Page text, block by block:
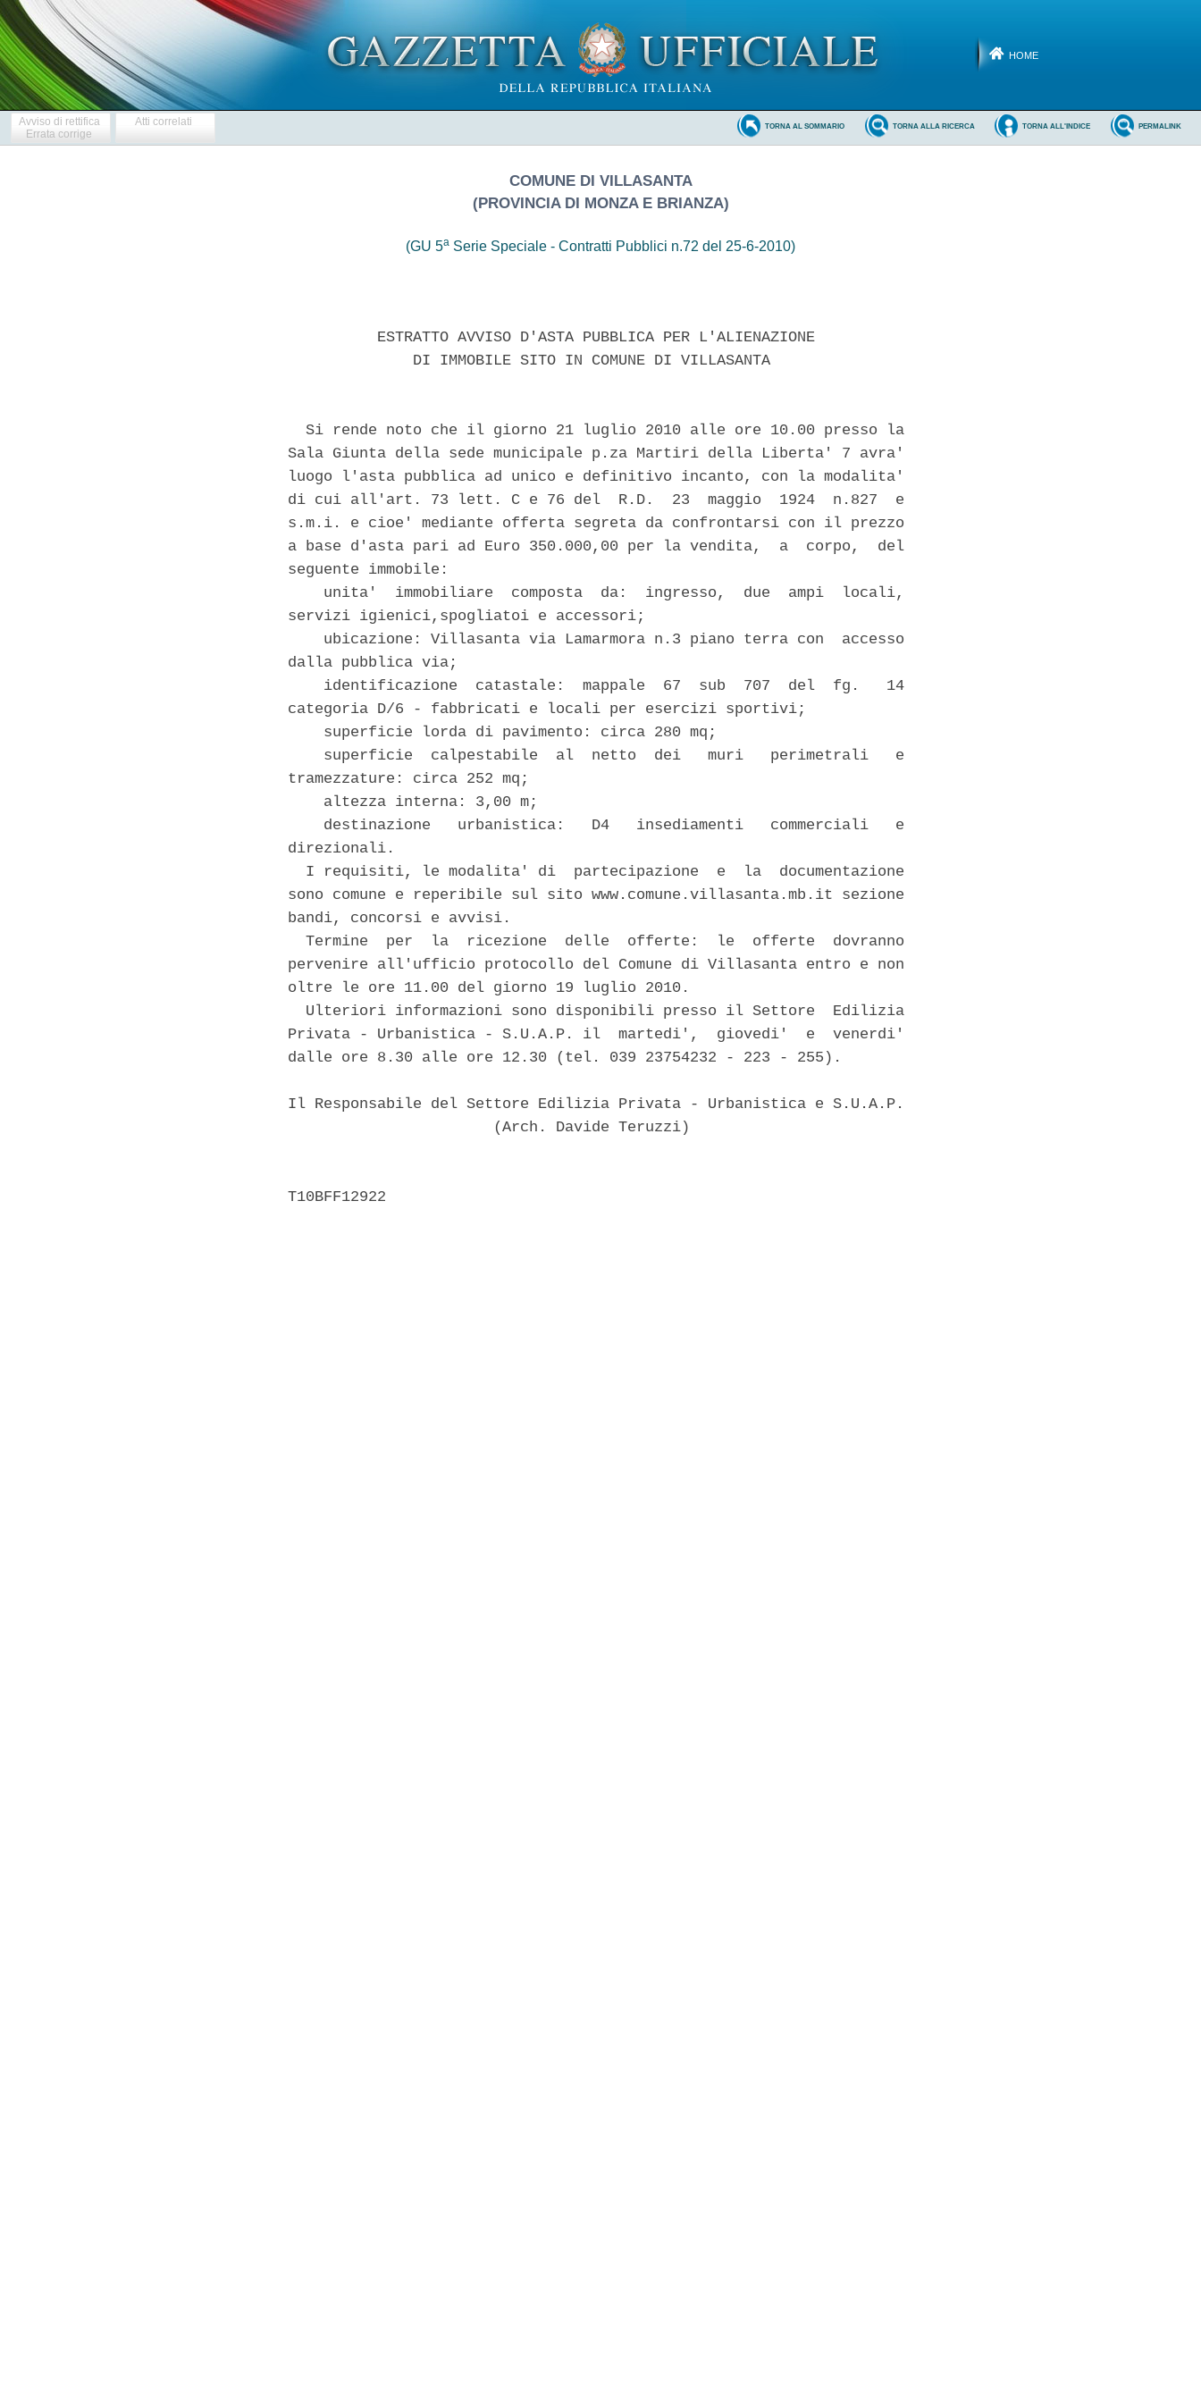
HOME
Avviso di rettifica
Errata corrige
Atti correlati PERMALINK
TORNA ALL'INDICE
TORNA ALLA RICERCA
TORNA AL SOMMARIO
COMUNE DI VILLASANTA
(PROVINCIA DI MONZA E BRIANZA)
(GU 5a Serie Speciale - Contratti Pubblici n.72 del 25-6-2010)
          ESTRATTO AVVISO D'ASTA PUBBLICA PER L'ALIENAZIONE
              DI IMMOBILE SITO IN COMUNE DI VILLASANTA
  Si rende noto che il giorno 21 luglio 2010 alle ore 10.00 presso la
Sala Giunta della sede municipale p.za Martiri della Liberta' 7 avra'
luogo l'asta pubblica ad unico e definitivo incanto, con la modalita'
di cui all'art. 73 lett. C e 76 del  R.D.  23  maggio  1924  n.827  e
s.m.i. e cioe' mediante offerta segreta da confrontarsi con il prezzo
a base d'asta pari ad Euro 350.000,00 per la vendita,  a  corpo,  del
seguente immobile:
    unita'  immobiliare  composta  da:  ingresso,  due  ampi  locali,
servizi igienici,spogliatoi e accessori;
    ubicazione: Villasanta via Lamarmora n.3 piano terra con  accesso
dalla pubblica via;
    identificazione  catastale:  mappale  67  sub  707  del  fg.   14
categoria D/6 - fabbricati e locali per esercizi sportivi;
    superficie lorda di pavimento: circa 280 mq;
    superficie  calpestabile  al  netto  dei   muri   perimetrali   e
tramezzature: circa 252 mq;
    altezza interna: 3,00 m;
    destinazione   urbanistica:   D4   insediamenti   commerciali   e
direzionali.
  I requisiti, le modalita' di  partecipazione  e  la  documentazione
sono comune e reperibile sul sito www.comune.villasanta.mb.it sezione
bandi, concorsi e avvisi.
  Termine  per  la  ricezione  delle  offerte:  le  offerte  dovranno
pervenire all'ufficio protocollo del Comune di Villasanta entro e non
oltre le ore 11.00 del giorno 19 luglio 2010.
  Ulteriori informazioni sono disponibili presso il Settore  Edilizia
Privata - Urbanistica - S.U.A.P. il  martedi',  giovedi'  e  venerdi'
dalle ore 8.30 alle ore 12.30 (tel. 039 23754232 - 223 - 255).
Il Responsabile del Settore Edilizia Privata - Urbanistica e S.U.A.P.
                       (Arch. Davide Teruzzi)